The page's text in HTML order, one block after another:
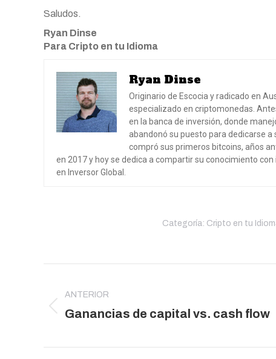
Saludos.
Ryan Dinse
Para Cripto en tu Idioma
Ryan Dinse
Originario de Escocia y radicado en
especializado en criptomonedas.
en la banca de inversión, donde
abandonó su puesto para dedicarse
compró sus primeros bitcoins, años
en 2017 y hoy se dedica a compartir su conocimiento
en Inversor Global.
Categoría: Cripto en tu
entre
publicaciones
ANTERIOR
Publicación
Ganancias de capital vs. cash flow